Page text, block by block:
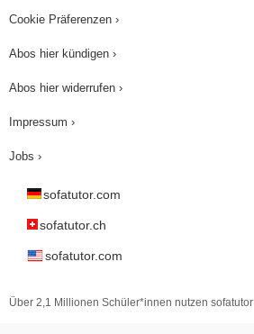
Cookie Präferenzen ›
Abos hier kündigen ›
Abos hier widerrufen ›
Impressum ›
Jobs ›
sofatutor.com
sofatutor.ch
sofatutor.com
Über 2,1 Millionen Schüler*innen nutzen sofatutor